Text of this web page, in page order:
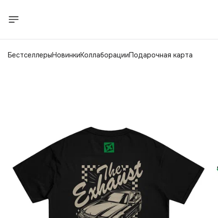
БестселлерыНовинкиКоллаборацииПодарочная карта